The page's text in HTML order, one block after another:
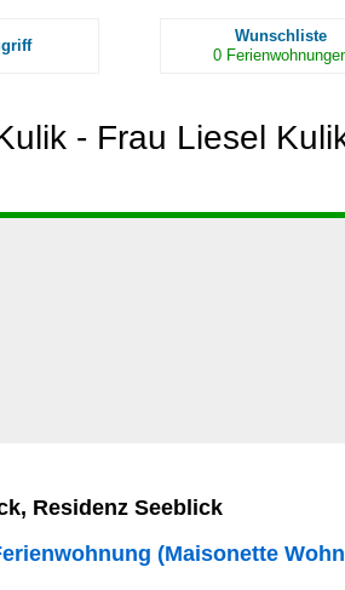
Wunschliste
0
- Frau Liesel
Residenz Seeblick
(Maisonette